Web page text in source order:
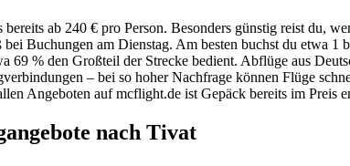
ab 240 € pro Person. Besonders günstig reist du,
Buchungen am Dienstag. Am besten buchst du etwa
% den Großteil der Strecke bedient. Abflüge aus
– bei so hoher Nachfrage können Flüge
Angeboten auf mcflight.de ist Gepäck bereits im Preis
nach Tivat